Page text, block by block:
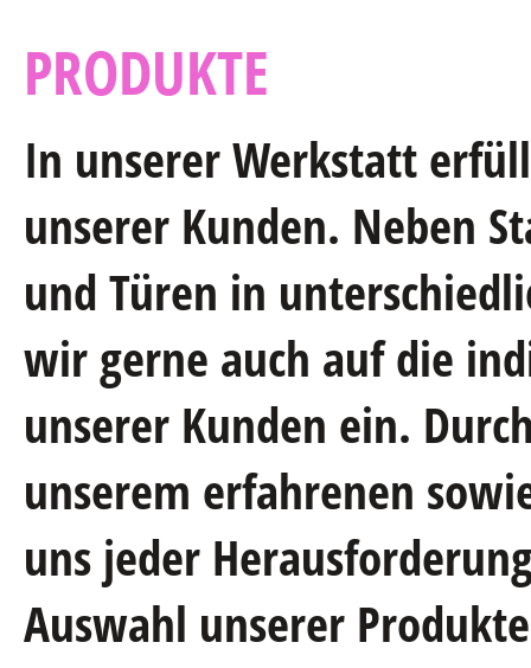
PRODUKTE
In unserer Werkstatt
unserer Kunden. Neben
und Türen in
wir gerne auch auf die
unserer Kunden ein.
unserem erfahrenen
uns jeder
Auswahl unserer